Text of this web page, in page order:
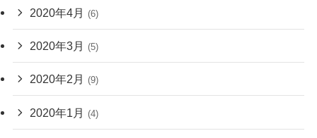
2020年4月 (6)
2020年3月 (5)
2020年2月 (9)
2020年1月 (4)